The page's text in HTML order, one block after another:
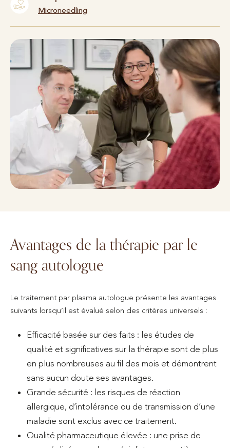
Microneedling
Avantages de la thérapie par le
sang autologue
Le traitement par plasma autologue présente les avantages
suivants lorsqu’il est évalué selon des critères universels :
Efficacité basée sur des faits : les études de
qualité et significatives sur la thérapie sont de plus
en plus nombreuses au fil des mois et démontrent
sans aucun doute ses avantages.
Grande sécurité : les risques de réaction
allergique, d’intolérance ou de transmission d’une
maladie sont exclus avec ce traitement.
Qualité pharmaceutique élevée : une prise de